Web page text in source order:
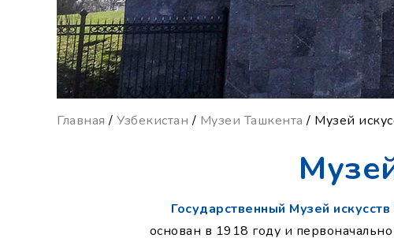
Главная / Узбекистан / Музеи Ташкента / Музей
Государственный Музей искусств
основан в 1918 году и